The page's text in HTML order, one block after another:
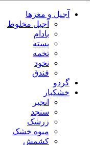
آجیل و مغزها
آجیل مخلوط
بادام
پسته
تخمه
نخود
فندق
گردو
خشکبار
انجیر
سنجد
زرشک
میوه خشک
کشمش